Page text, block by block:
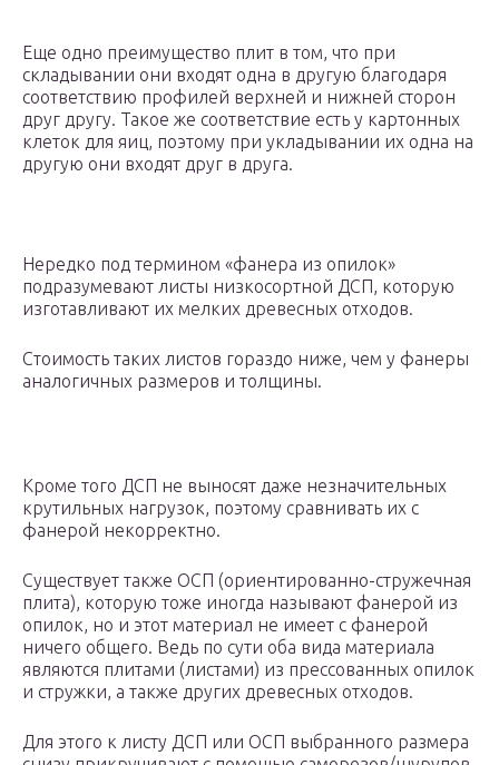
Еще одно преимущество плит в том, что при
складывании они входят одна в другую благодаря
соответствию профилей верхней и нижней сторон
друг другу. Такое же соответствие есть у картонных
клеток для яиц, поэтому при укладывании их одна на
другую они входят друг в друга.
Нередко под термином «фанера из опилок»
подразумевают листы низкосортной ДСП, которую
изготавливают их мелких древесных отходов.
Стоимость таких листов гораздо ниже, чем у фанеры
аналогичных размеров и толщины.
Кроме того ДСП не выносят даже незначительных
крутильных нагрузок, поэтому сравнивать их с
фанерой некорректно.
Существует также ОСП (ориентированно-стружечная
плита), которую тоже иногда называют фанерой из
опилок, но и этот материал не имеет с фанерой
ничего общего. Ведь по сути оба вида материала
являются плитами (листами) из прессованных опилок
и стружки, а также других древесных отходов.
Для этого к листу ДСП или ОСП выбранного размера